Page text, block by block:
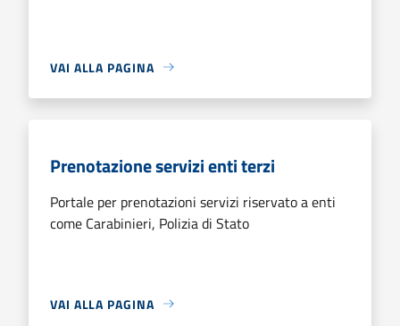
VAI ALLA PAGINA
Prenotazione servizi enti terzi
Portale per prenotazioni servizi riservato a enti
come Carabinieri, Polizia di Stato
VAI ALLA PAGINA